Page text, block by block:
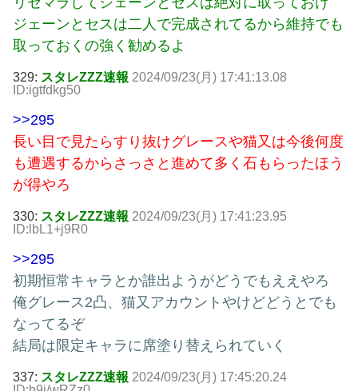
ジェーンとセスは二人で完成されてるから維持でも
取っておくの強く勧めるよ
329: スタレZZZ速報 2024/09/23(月) 17:41:13.08
ID:igtfdkg50
>>295
長い目で見たらすり抜けグレースや猫又は今後何度
も遭遇するからさっさと進めて多く石もらったほう
が得やろ
330: スタレZZZ速報 2024/09/23(月) 17:41:23.95
ID:lbL1+j9R0
>>295
初期恒常キャラとか誰出ようがどうでもええやろ
俺グレース2凸、猫又アカウントやけどどうとでも
なってるぞ
結局は限定キャラに席塗り替えられていく
337: スタレZZZ速報 2024/09/23(月) 17:45:20.24